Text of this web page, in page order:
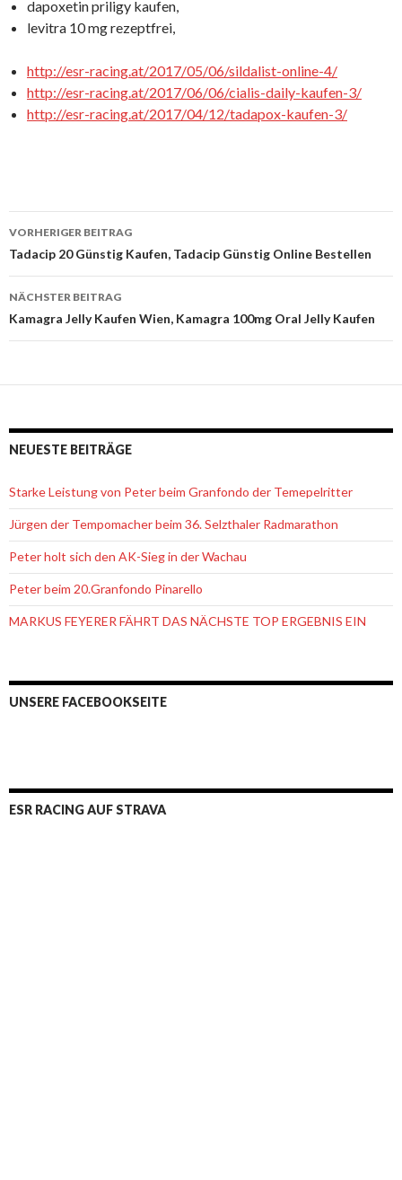
dapoxetin priligy kaufen,
levitra 10 mg rezeptfrei,
http://esr-racing.at/2017/05/06/sildalist-online-4/
http://esr-racing.at/2017/06/06/cialis-daily-kaufen-3/
http://esr-racing.at/2017/04/12/tadapox-kaufen-3/
Beitrags-
Navigation
VORHERIGER BEITRAG
Tadacip 20 Günstig Kaufen, Tadacip Günstig Online Bestellen
NÄCHSTER BEITRAG
Kamagra Jelly Kaufen Wien, Kamagra 100mg Oral Jelly Kaufen
NEUESTE BEITRÄGE
Starke Leistung von Peter beim Granfondo der Temepelritter
Jürgen der Tempomacher beim 36. Selzthaler Radmarathon
Peter holt sich den AK-Sieg in der Wachau
Peter beim 20.Granfondo Pinarello
MARKUS FEYERER FÄHRT DAS NÄCHSTE TOP ERGEBNIS EIN
UNSERE FACEBOOKSEITE
ESR RACING AUF STRAVA